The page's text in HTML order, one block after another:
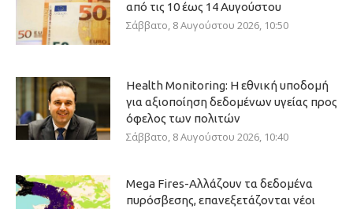
από τις 10 έως 14 Αυγούστου
Σάββατο, 8 Αυγούστου 2026, 10:50
Health Monitoring: Η εθνική υποδομή
για αξιοποίηση δεδομένων υγείας προς
όφελος των πολιτών
Σάββατο, 8 Αυγούστου 2026, 10:40
Mega Fires-Αλλάζουν τα δεδομένα
πυρόσβεσης, επανεξετάζονται νέοι